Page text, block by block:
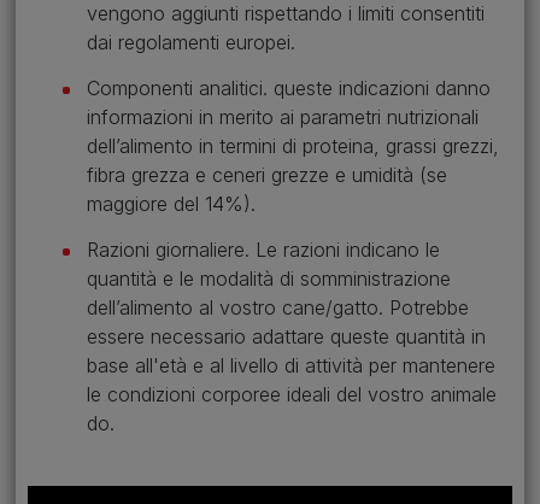
vengono aggiunti rispettando i limiti consentiti
dai regolamenti europei.
Componenti analitici. queste indicazioni danno
informazioni in merito ai parametri nutrizionali
dell’alimento in termini di proteina, grassi grezzi,
fibra grezza e ceneri grezze e umidità (se
maggiore del 14%).
Razioni giornaliere. Le razioni indicano le
quantità e le modalità di somministrazione
dell’alimento al vostro cane/gatto. Potrebbe
essere necessario adattare queste quantità in
base all'età e al livello di attività per mantenere
le condizioni corporee ideali del vostro animale
do.